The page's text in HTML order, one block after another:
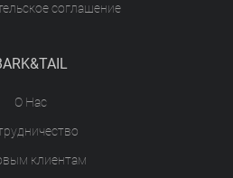
соглашение
О Нас
клиентам